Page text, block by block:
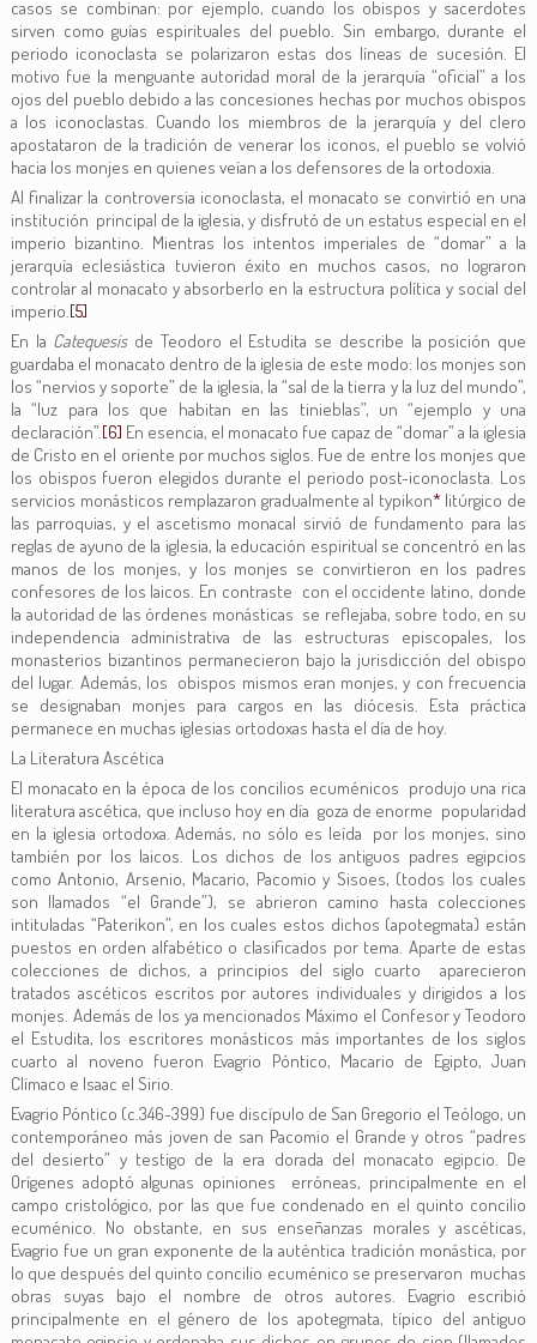
casos se combinan: por ejemplo, cuando los obispos y sacerdotes
sirven como guías espirituales del pueblo. Sin embargo, durante el
periodo iconoclasta se polarizaron estas dos líneas de sucesión. El
motivo fue la menguante autoridad moral de la jerarquía “oficial” a los
ojos del pueblo debido a las concesiones hechas por muchos obispos
a los iconoclastas. Cuando los miembros de la jerarquía y del clero
apostataron de la tradición de venerar los iconos, el pueblo se volvió
hacia los monjes en quienes veían a los defensores de la ortodoxia.
Al finalizar la controversia iconoclasta, el monacato se convirtió en una
institución principal de la iglesia, y disfrutó de un estatus especial en el
imperio bizantino. Mientras los intentos imperiales de “domar” a la
jerarquía eclesiástica tuvieron éxito en muchos casos, no lograron
controlar al monacato y absorberlo en la estructura política y social del
imperio.[5]
En la Catequesisde Teodoro el Estudita se describe la posición que
guardaba el monacato dentro de la iglesia de este modo: los monjes son
los “nervios y soporte” de la iglesia, la “sal de la tierra y la luz del mundo”,
la “luz para los que habitan en las tinieblas”, un “ejemplo y una
declaración”.[6] En esencia, el monacato fue capaz de “domar” a la iglesia
de Cristo en el oriente por muchos siglos. Fue de entre los monjes que
los obispos fueron elegidos durante el periodo post-iconoclasta. Los
servicios monásticos remplazaron gradualmente al typikon*litúrgico de
las parroquias, y el ascetismo monacal sirvió de fundamento para las
reglas de ayuno de la iglesia, la educación espiritual se concentró en las
manos de los monjes, y los monjes se convirtieron en los padres
confesores de los laicos. En contraste con el occidente latino, donde
la autoridad de las órdenes monásticas se reflejaba, sobre todo, en su
independencia administrativa de las estructuras episcopales, los
monasterios bizantinos permanecieron bajo la jurisdicción del obispo
del lugar. Además, los obispos mismos eran monjes, y con frecuencia
se designaban monjes para cargos en las diócesis. Esta práctica
permanece en muchas iglesias ortodoxas hasta el día de hoy.
La Literatura Ascética
El monacato en la época de los concilios ecuménicos produjo una rica
literatura ascética, que incluso hoy en día goza de enorme popularidad
en la iglesia ortodoxa. Además, no sólo es leída por los monjes, sino
también por los laicos. Los dichos de los antiguos padres egipcios
como Antonio, Arsenio, Macario, Pacomio y Sisoes, (todos los cuales
son llamados “el Grande”), se abrieron camino hasta colecciones
intituladas “Paterikon”, en los cuales estos dichos (apotegmata) están
puestos en orden alfabético o clasificados por tema. Aparte de estas
colecciones de dichos, a principios del siglo cuarto aparecieron
tratados ascéticos escritos por autores individuales y dirigidos a los
monjes. Además de los ya mencionados Máximo el Confesor y Teodoro
el Estudita, los escritores monásticos más importantes de los siglos
cuarto al noveno fueron Evagrio Póntico, Macario de Egipto, Juan
Clímaco e Isaac el Sirio.
Evagrio Póntico (c.346-399) fue discípulo de San Gregorio el Teólogo, un
contemporáneo más joven de san Pacomio el Grande y otros “padres
del desierto” y testigo de la era dorada del monacato egipcio. De
Orígenes adoptó algunas opiniones erróneas, principalmente en el
campo cristológico, por las que fue condenado en el quinto concilio
ecuménico. No obstante, en sus enseñanzas morales y ascéticas,
Evagrio fue un gran exponente de la auténtica tradición monástica, por
lo que después del quinto concilio ecuménico se preservaron muchas
obras suyas bajo el nombre de otros autores. Evagrio escribió
principalmente en el género de los apotegmata, típico del antiguo